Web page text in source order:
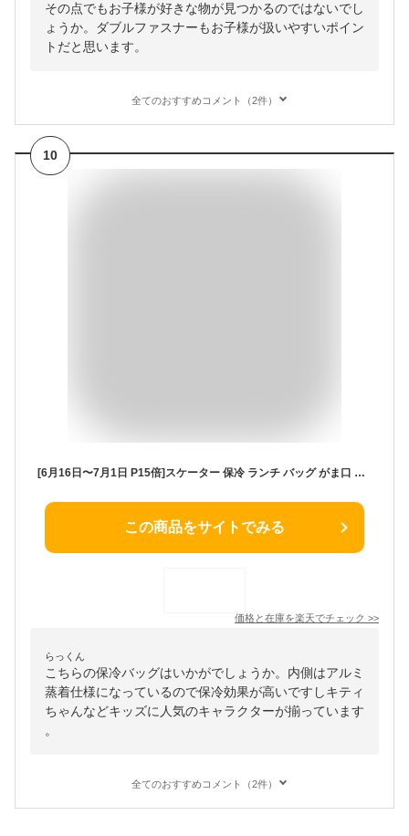
その点でもお子様が好きな物が見つかるのではないでし
ょうか。ダブルファスナーもお子様が扱いやすいポイン
トだと思います。
全てのおすすめコメント（2件）
10
[6月16日〜7月1日 P15倍]スケーター 保冷 ランチ バッグ がま口 子供弁当箱用 お弁当 かばん 小さめ skater KGA0 サンリオ【ランチバック 保冷バッグ アルミ蒸着 広口 男の子 女の子】
この商品をサイトでみる
価格と在庫を楽天でチェック >>
らっくん
こちらの保冷バッグはいかがでしょうか。内側はアルミ
蒸着仕様になっているので保冷効果が高いですしキティ
ちゃんなどキッズに人気のキャラクターが揃っています
。
全てのおすすめコメント（2件）